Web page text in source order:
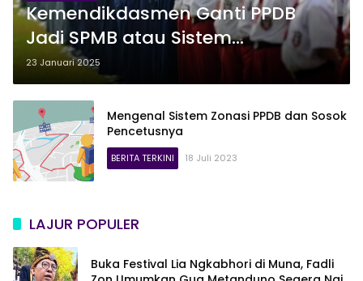
Kemendikdasmen Ganti PPDB
Jadi SPMB atau Sistem
Penerimaan Murid Baru
23 Januari 2025
Mengenal Sistem Zonasi PPDB dan Sosok
Pencetusnya
BERITA TERKINI 18 Juli 2023
LAJUR POPULER
Buka Festival Lia Ngkabhori di Muna, Fadli